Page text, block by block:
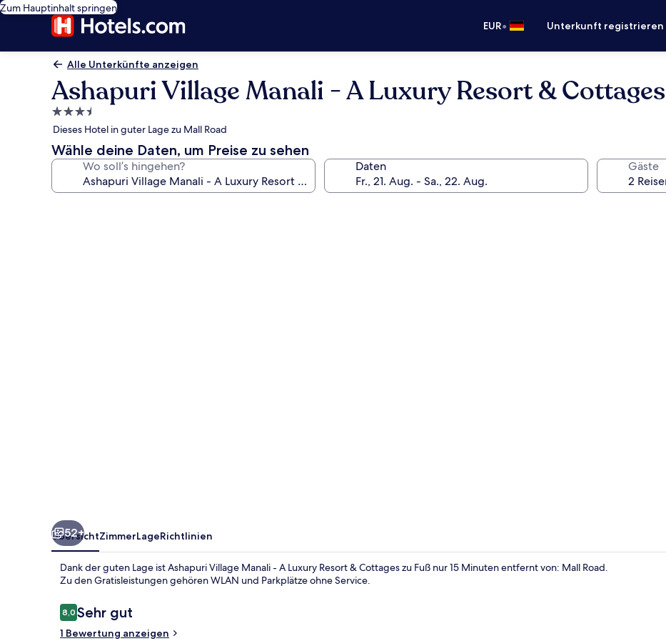
Zum Hauptinhalt springen
EUR• Unterkunft registrieren
Alle Unterkünfte anzeigen
Ashapuri Village Manali - A Luxury Resort & Cottages
3.5-
Sterne-
Unterkunft
Dieses Hotel in guter Lage zu Mall Road
Wähle deine Daten, um Preise zu sehen
Wo soll’s hingehen? Daten Gäste
52+
ÜbersichtZimmerLageRichtlinien
Dank der guten Lage ist Ashapuri Village Manali - A Luxury Resort & Cottages zu Fuß nur 15 Minuten entfernt von: Mall Road.
Zu den Gratisleistungen gehören WLAN und Parkplätze ohne Service.
Bewertungen
8,08,0 von 10.
Sehr gut
1 Bewertung anzeigen